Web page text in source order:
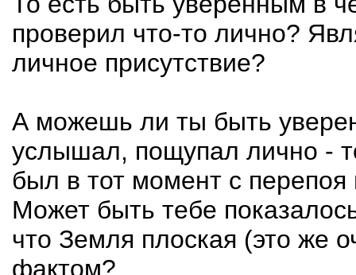
проверил что-то лично?
личное присутствие?
А можешь ли ты быть
услышал, пощупал лично -
был в тот момент с перепоя
Может быть тебе
что Земля плоская (это же
фактом?